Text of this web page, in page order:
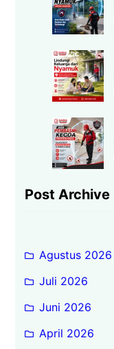
Post Archive
Agustus 2026
Juli 2026
Juni 2026
April 2026